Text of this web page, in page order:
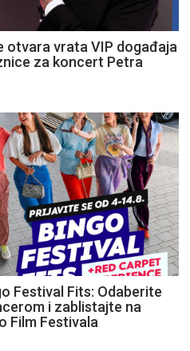
otvara vrata VIP događaja
za koncert Petra
Festival Fits: Odaberite
i zablistajte na
Film Festivala